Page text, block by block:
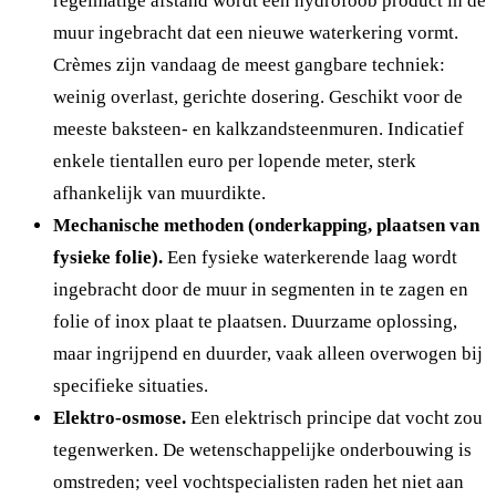
muur ingebracht dat een nieuwe waterkering vormt.
Crèmes zijn vandaag de meest gangbare techniek:
weinig overlast, gerichte dosering. Geschikt voor de
meeste baksteen- en kalkzandsteenmuren. Indicatief
enkele tientallen euro per lopende meter, sterk
afhankelijk van muurdikte.
Mechanische methoden (onderkapping, plaatsen van
fysieke folie). Een fysieke waterkerende laag wordt
ingebracht door de muur in segmenten in te zagen en
folie of inox plaat te plaatsen. Duurzame oplossing,
maar ingrijpend en duurder, vaak alleen overwogen bij
specifieke situaties.
Elektro-osmose. Een elektrisch principe dat vocht zou
tegenwerken. De wetenschappelijke onderbouwing is
omstreden; veel vochtspecialisten raden het niet aan